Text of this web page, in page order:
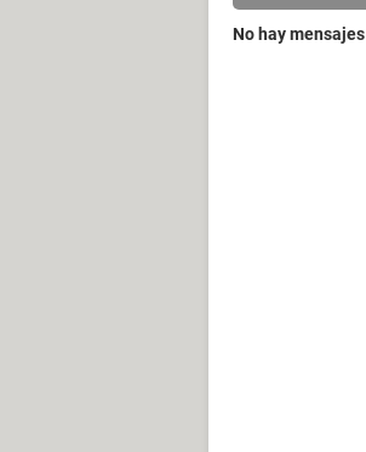
No hay mensajes